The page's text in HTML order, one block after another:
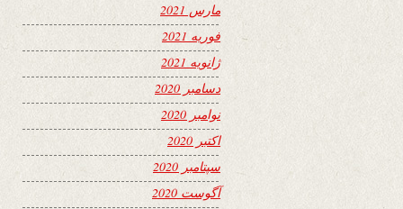
مارس 2021
فوریه 2021
ژانویه 2021
دسامبر 2020
نوامبر 2020
اکتبر 2020
سپتامبر 2020
آگوست 2020